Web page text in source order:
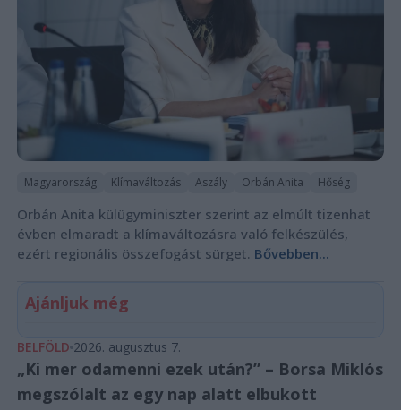
Magyarország Klímaváltozás Aszály Orbán Anita Hőség
Orbán Anita külügyminiszter szerint az elmúlt tizenhat
évben elmaradt a klímaváltozásra való felkészülés,
ezért regionális összefogást sürget. Bővebben...
Ajánljuk még
BELFÖLD 2026. augusztus 7.
„Ki mer odamenni ezek után?” – Borsa Miklós
megszólalt az egy nap alatt elbukott